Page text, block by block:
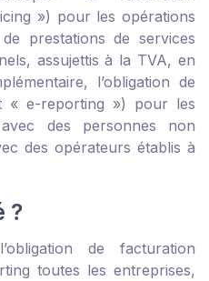
») pour les opérations
prestations de services
assujettis à la TVA, en
l’obligation de
« e-reporting ») pour les
des personnes non
des opérateurs établis à
?
de facturation
toutes les entreprises,